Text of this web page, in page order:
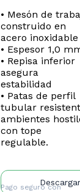
• Mesón de
construido en
acero inoxidable
• Espesor 1,0
• Repisa inferior
asegura
estabilidad
• Patas de perfil
tubular
ambientes
con tope
regulable.
Pago seguro con